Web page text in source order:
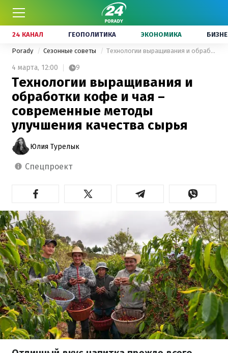
24 КАНАЛ ГЕОПОЛИТИКА ЭКОНОМИКА
Porady Сезонные советы Технологии выращивания и обработки кофе и чая – современные методы улучшения качества сырья
4 марта, 12:00 9
Технологии выращивания и
обработки кофе и чая –
современные методы
улучшения качества сырья
Юлия Турелык
спецпроект